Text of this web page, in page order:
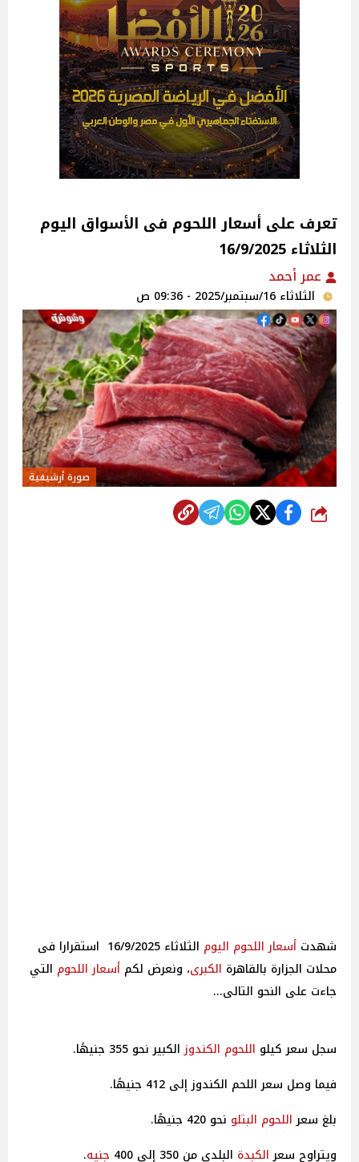
تعرف على أسعار اللحوم فى الأسواق‎‎ اليوم
الثلاثاء 16/9/2025
عمر أحمد
الثلاثاء 16/سبتمبر/2025 - 09:36 ص
صورة أرشيفية
شارك
شهدت أسعار اللحوم اليوم
الثلاثاء 16/9/2025 استقرارا فى
محلات الجزارة بالقاهرة الكبرى، ونعرض لكم أسعار اللحوم التي
جاءت على النحو التالى...
سجل سعر كيلو اللحوم الكندوزالكبير نحو 355 جنيهًا.
فيما وصل سعر اللحم الكندوز إلى 412 جنيهًا.
بلغ سعراللحوم البتلو نحو 420 جنيهًا.
ويتراوح سعرالكبدة البلدي من 350 إلى 400 جنيه.